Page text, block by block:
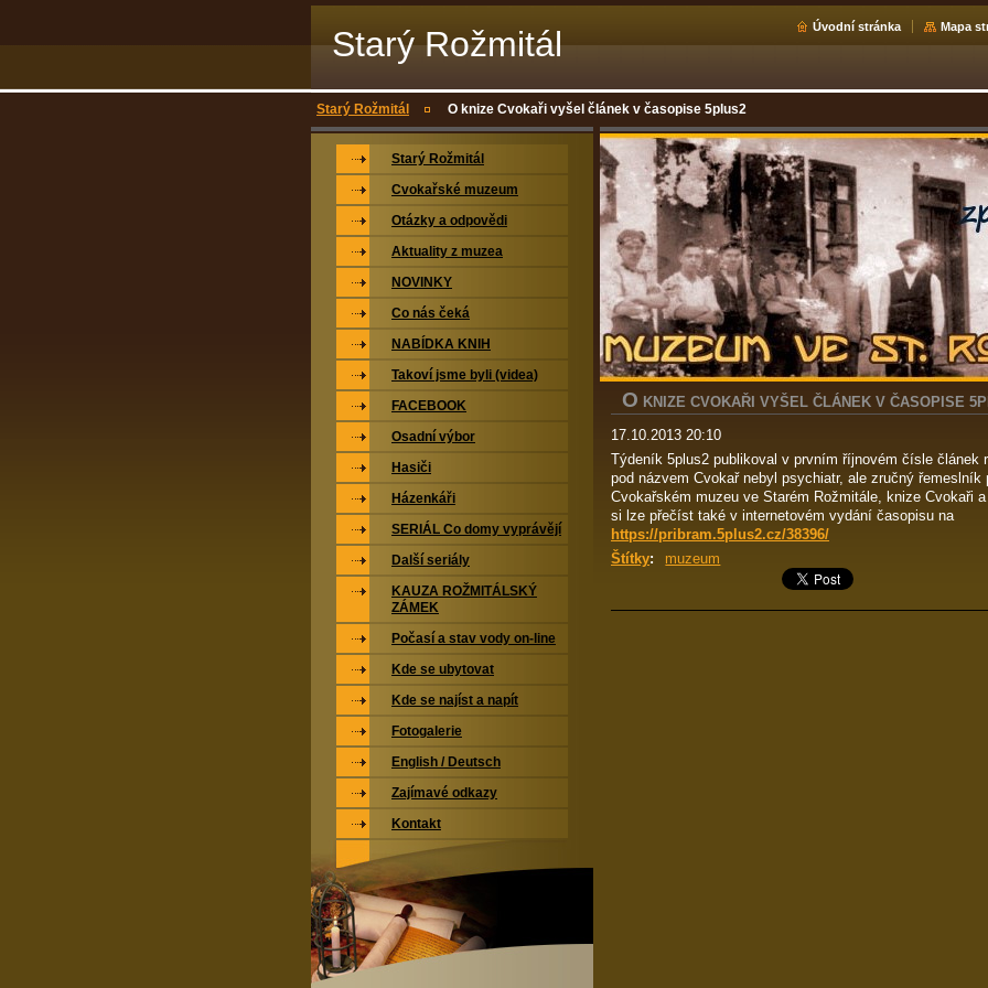
Starý Rožmitál Úvodní stránka Mapa
Starý Rožmitál O knize Cvokaři vyšel článek v časopise 5plus2
O KNIZE CVOKAŘI VYŠEL ČLÁNEK V ČASOPISE
17.10.2013 20:10
Týdeník 5plus2 publikoval v prvním říjnovém čísle článek
pod názvem Cvokař nebyl psychiatr, ale zručný řemeslník
Cvokařském muzeu ve Starém Rožmitále, knize Cvokaři
si lze přečíst také v internetovém vydání časopisu na
https://pribram.5plus2.cz/38396/
Štítky: muzeum
Starý Rožmitál
Cvokařské muzeum
Otázky a odpovědi
Aktuality z muzea
NOVINKY
Co nás čeká
NABÍDKA KNIH
Takoví jsme byli (videa)
FACEBOOK
Osadní výbor
Hasiči
Házenkáři
SERIÁL Co domy vyprávějí
Další seriály
KAUZA ROŽMITÁLSKÝ
ZÁMEK
Počasí a stav vody on-line
Kde se ubytovat
Kde se najíst a napít
Fotogalerie
English / Deutsch
Zajímavé odkazy
Kontakt